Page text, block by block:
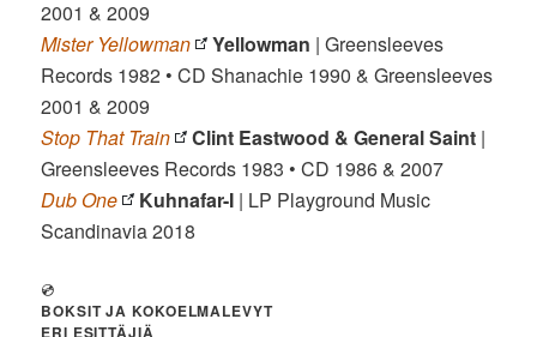
2001 & 2009
Mister Yellowman
Yellowman | Greensleeves
Records 1982 • CD Shanachie 1990 & Greensleeves
2001 & 2009
Stop That Train
Clint Eastwood & General Saint |
Greensleeves Records 1983 • CD 1986 & 2007
Dub One
Kuhnafar-I | LP Playground Music
Scandinavia 2018
💿
BOKSIT JA KOKOELMALEVYT
ERI ESITTÄJIÄ